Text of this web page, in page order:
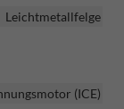
Leichtmetallfelge
(ICE)